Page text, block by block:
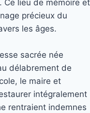
Ce lieu de mémoire et
précieux du
les âges.
sacrée née
délabrement de
le maire et
intégralement
rentraient indemnes